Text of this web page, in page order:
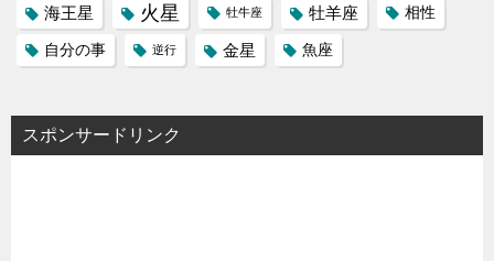
海王星 火星 牡牛座 牡羊座 相性
自分の事 逆行 金星 魚座
スポンサードリンク